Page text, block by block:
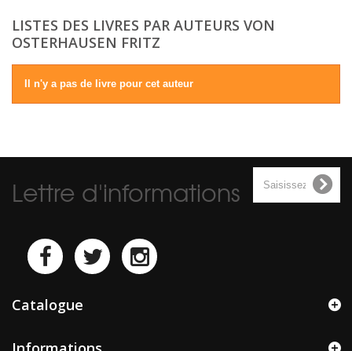
LISTES DES LIVRES PAR AUTEURS VON
OSTERHAUSEN FRITZ
Il n'y a pas de livre pour cet auteur
Lettre d'informations
Catalogue